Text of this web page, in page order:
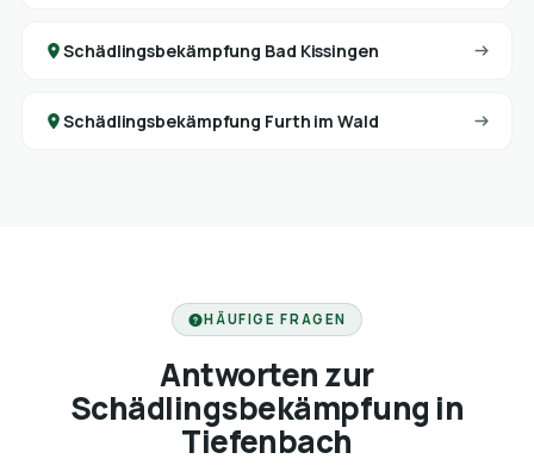
Schädlingsbekämpfung Bad Kissingen
Schädlingsbekämpfung Furth im Wald
HÄUFIGE FRAGEN
Antworten zur
Schädlingsbekämpfung in
Tiefenbach